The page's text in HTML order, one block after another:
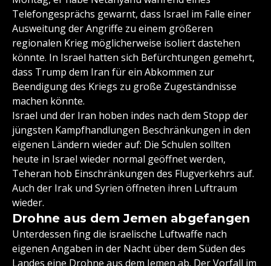
Telefongesprächs gewarnt, dass Israel im Falle einer
Ausweitung der Angriffe zu einem größeren
regionalen Krieg möglicherweise isoliert dastehen
könnte. In Israel hatten sich Befürchtungen gemehrt,
dass Trump dem Iran für ein Abkommen zur
Beendigung des Kriegs zu große Zugeständnisse
machen könnte.
Israel und der Iran hoben indes nach dem Stopp der
jüngsten Kampfhandlungen Beschränkungen in den
eigenen Ländern wieder auf: Die Schulen sollten
heute in Israel wieder normal geöffnet werden,
Teheran hob Einschränkungen des Flugverkehrs auf.
Auch der Irak und Syrien öffneten ihren Luftraum
wieder.
Drohne aus dem Jemen abgefangen
Unterdessen fing die israelische Luftwaffe nach
eigenen Angaben in der Nacht über dem Süden des
Landes eine Drohne aus dem Jemen ab. Der Vorfall im